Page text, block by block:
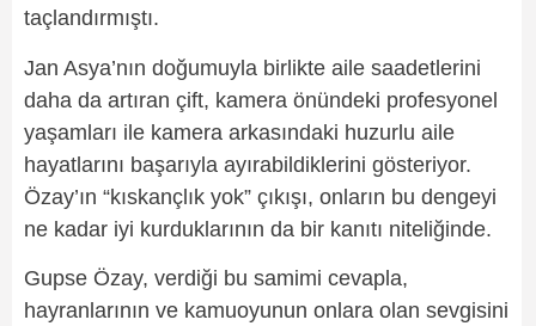
taçlandırmıştı.
Jan Asya’nın doğumuyla birlikte aile saadetlerini
daha da artıran çift, kamera önündeki profesyonel
yaşamları ile kamera arkasındaki huzurlu aile
hayatlarını başarıyla ayırabildiklerini gösteriyor.
Özay’ın “kıskançlık yok” çıkışı, onların bu dengeyi
ne kadar iyi kurduklarının da bir kanıtı niteliğinde.
Gupse Özay, verdiği bu samimi cevapla,
hayranlarının ve kamuoyunun onlara olan sevgisini